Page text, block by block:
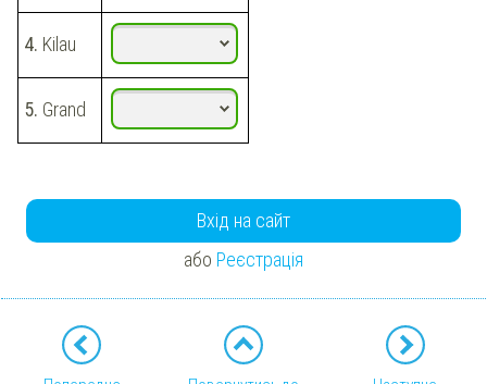
4. Kilau
5. Grand
Вхід на сайт
або Реєстрація